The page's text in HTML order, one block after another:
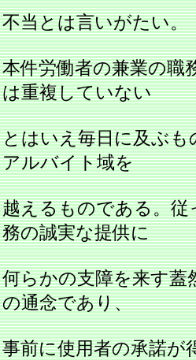
不当とは言いがたい。
本件労働者の兼業の職
は重複していない
とはいえ毎日に及ぶも
アルバイト域を
越えるものである。従
務の誠実な提供に
何らかの支障を来す蓋
の通念であり、
事前に使用者の承諾が